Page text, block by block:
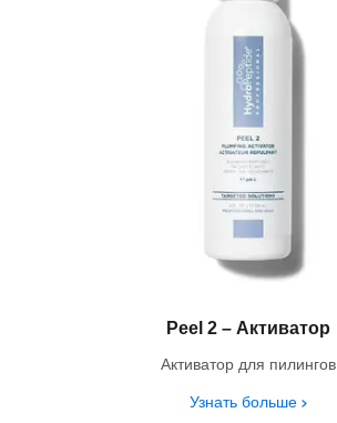
Peel 2 – Активатор
Активатор для пилингов
Узнать больше